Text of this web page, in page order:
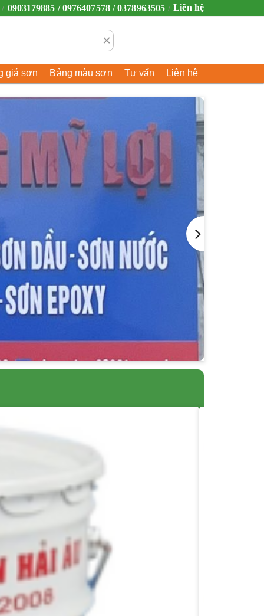
0903179885 / 0976407578 / 0378963505 Liên hệ
×
giá sơn Bảng màu sơn Tư vấn Liên hệ